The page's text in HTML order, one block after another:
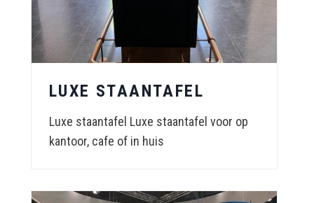
LUXE STAANTAFEL
Luxe staantafel Luxe staantafel voor op
kantoor, cafe of in huis